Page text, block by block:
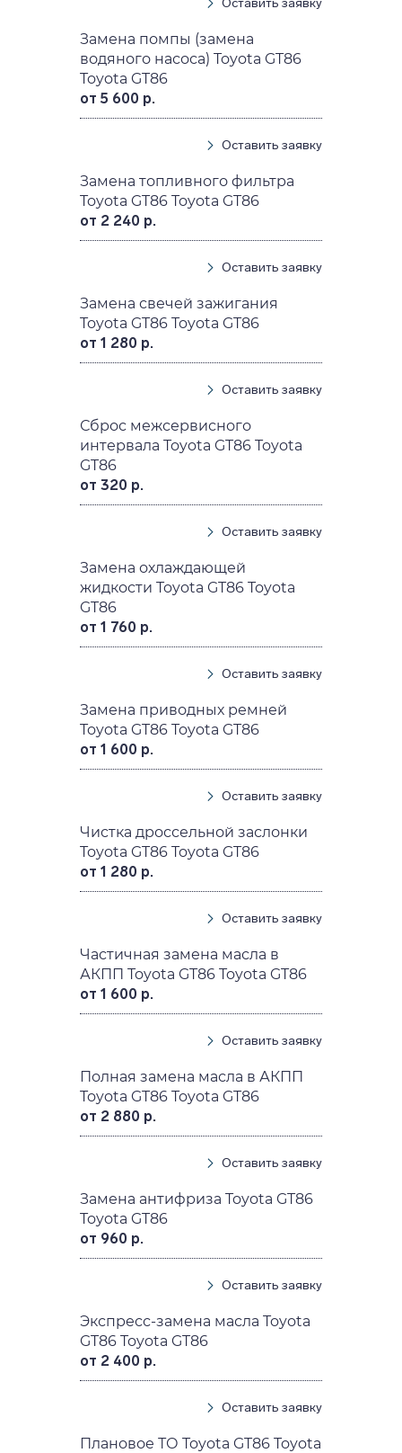
Замена помпы (замена
водяного насоса) Toyota GT86
Toyota GT86
от 5 600 р.
Оставить заявку
Замена топливного фильтра
Toyota GT86 Toyota GT86
от 2 240 р.
Оставить заявку
Замена свечей зажигания
Toyota GT86 Toyota GT86
от 1 280 р.
Оставить заявку
Сброс межсервисного
интервала Toyota GT86 Toyota
GT86
от 320 р.
Оставить заявку
Замена охлаждающей
жидкости Toyota GT86 Toyota
GT86
от 1 760 р.
Оставить заявку
Замена приводных ремней
Toyota GT86 Toyota GT86
от 1 600 р.
Оставить заявку
Чистка дроссельной заслонки
Toyota GT86 Toyota GT86
от 1 280 р.
Оставить заявку
Частичная замена масла в
АКПП Toyota GT86 Toyota GT86
от 1 600 р.
Оставить заявку
Полная замена масла в АКПП
Toyota GT86 Toyota GT86
от 2 880 р.
Оставить заявку
Замена антифриза Toyota GT86
Toyota GT86
от 960 р.
Оставить заявку
Экспресс-замена масла Toyota
GT86 Toyota GT86
от 2 400 р.
Оставить заявку
Плановое ТО Toyota GT86 Toyota